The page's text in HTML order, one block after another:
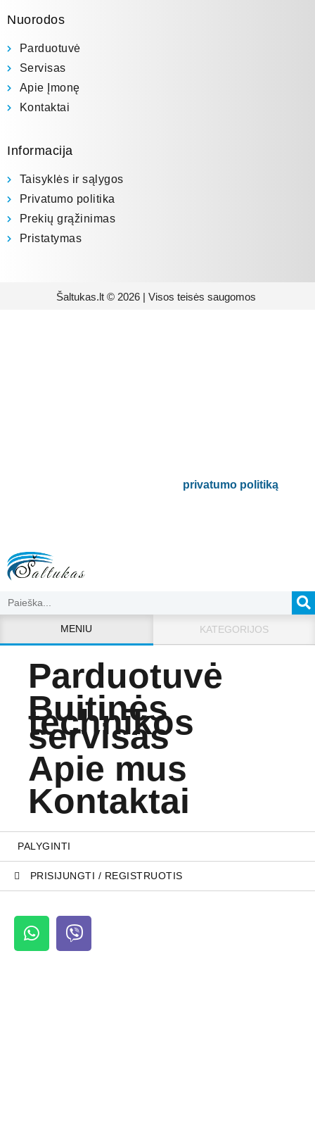
Nuorodos
Parduotuvė
Servisas
Apie Įmonę
Kontaktai
Informacija
Taisyklės ir sąlygos
Privatumo politika
Prekių grąžinimas
Pristatymas
Šaltukas.lt © 2026 | Visos teisės saugomos
privatumo politiką.
MENIU KATEGORIJOS
Parduotuvė
Buitinės
technikos
servisas
Apie mus
Kontaktai
PALYGINTI
PRISIJUNGTI / REGISTRUOTIS